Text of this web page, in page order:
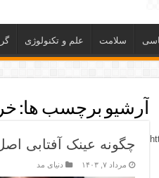
سلامت علم و تکنولوژی
آرشیو برچسب ها:
چگونه عینک آفتابی
مرداد ۷, ۱۴۰۳ دنیای مد